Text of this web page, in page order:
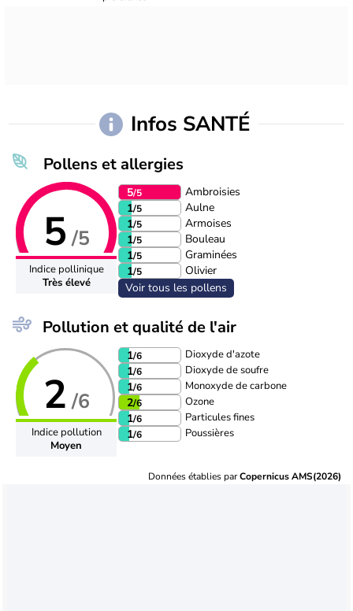
Infos SANTÉ
Pollens et allergies
5 /5
Indice pollinique
Très élevé
5/5
Ambroisies
1/5
Aulne
1/5
Armoises
1/5
Bouleau
1/5
Graminées
1/5
Olivier
Voir tous les pollens
Pollution et qualité de l'air
2 /6
Indice pollution
Moyen
1/6 Dioxyde d'azote
1/6 Dioxyde de soufre
1/6 Monoxyde de carbone
2/6 Ozone
1/6 Particules fines
1/6 Poussières
Données établies parCopernicus AMS(2026)